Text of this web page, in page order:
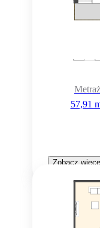
Metraż
57,91
Zobacz